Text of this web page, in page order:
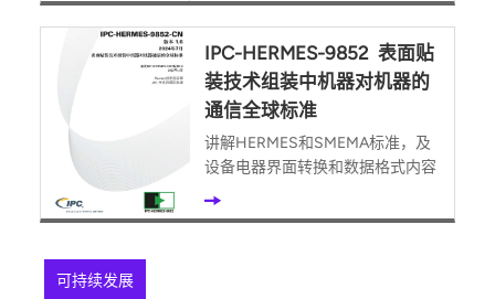
IPC-HERMES-9852 表面贴
装技术组装中机器对机器的
通信全球标准
讲解HERMES和SMEMA标准，及
设备电器界面转换和数据格式内容
可持续发展